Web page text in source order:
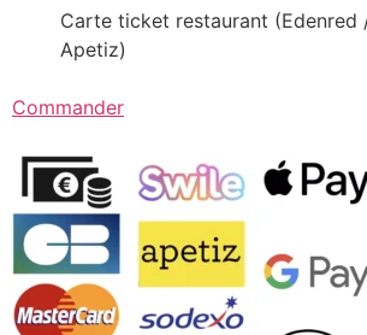
Carte ticket restaurant
Apetiz)
Commander